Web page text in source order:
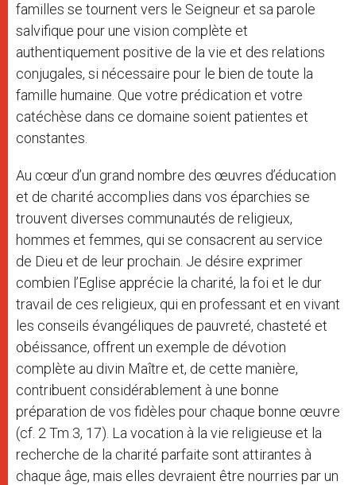
familles se tournent vers le Seigneur et sa parole
salvifique pour une vision complète et
authentiquement positive de la vie et des relations
conjugales, si nécessaire pour le bien de toute la
famille humaine. Que votre prédication et votre
catéchèse dans ce domaine soient patientes et
constantes.
Au cœur d’un grand nombre des œuvres d’éducation
et de charité accomplies dans vos éparchies se
trouvent diverses communautés de religieux,
hommes et femmes, qui se consacrent au service
de Dieu et de leur prochain. Je désire exprimer
combien l’Eglise apprécie la charité, la foi et le dur
travail de ces religieux, qui en professant et en vivant
les conseils évangéliques de pauvreté, chasteté et
obéissance, offrent un exemple de dévotion
complète au divin Maître et, de cette manière,
contribuent considérablement à une bonne
préparation de vos fidèles pour chaque bonne œuvre
(cf. 2 Tm 3, 17). La vocation à la vie religieuse et la
recherche de la charité parfaite sont attirantes à
chaque âge, mais elles devraient être nourries par un